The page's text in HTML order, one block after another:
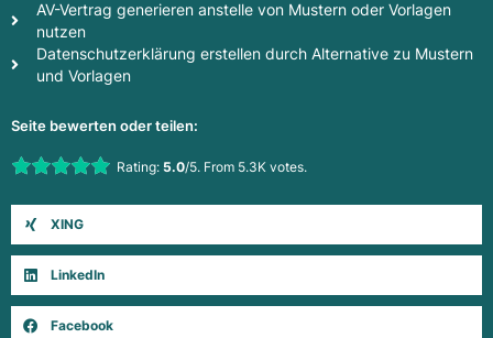
AV-Vertrag generieren anstelle von Mustern oder Vorlagen
nutzen
Datenschutzerklärung erstellen durch Alternative zu Mustern
und Vorlagen
Seite bewerten oder teilen:
Rate this item:Rating: 5.0/5. From 5.3K votes.
XING
LinkedIn
Facebook